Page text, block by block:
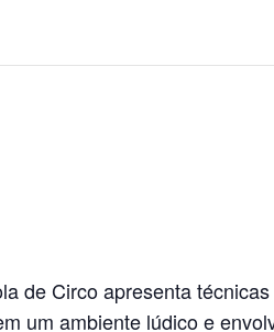
de Circo apresenta
um ambiente lúdico e